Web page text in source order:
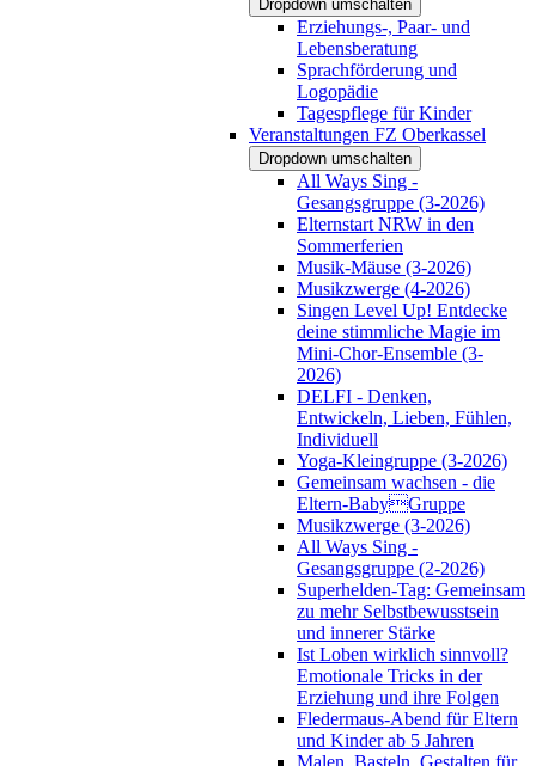
Dropdown umschalten
Erziehungs-, Paar- und
Lebensberatung
Sprachförderung und
Logopädie
Tagespflege für Kinder
Veranstaltungen FZ Oberkassel
Dropdown umschalten
All Ways Sing -
Gesangsgruppe (3-2026)
Elternstart NRW in den
Sommerferien
Musik-Mäuse (3-2026)
Musikzwerge (4-2026)
Singen Level Up! Entdecke
deine stimmliche Magie im
Mini-Chor-Ensemble (3-
2026)
DELFI - Denken,
Entwickeln, Lieben, Fühlen,
Individuell
Yoga-Kleingruppe (3-2026)
Gemeinsam wachsen - die
Eltern-BabyGruppe
Musikzwerge (3-2026)
All Ways Sing -
Gesangsgruppe (2-2026)
Superhelden-Tag: Gemeinsam
zu mehr Selbstbewusstsein
und innerer Stärke
Ist Loben wirklich sinnvoll?
Emotionale Tricks in der
Erziehung und ihre Folgen
Fledermaus-Abend für Eltern
und Kinder ab 5 Jahren
Malen, Basteln, Gestalten für